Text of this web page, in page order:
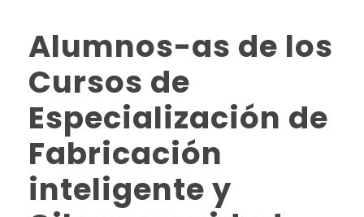
Alumnos-as de los
Cursos de
Especialización de
Fabricación
inteligente y